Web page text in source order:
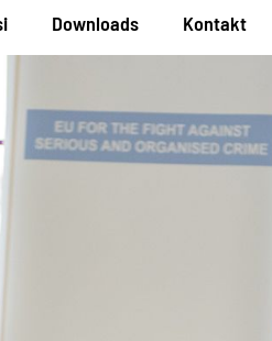
Downloads Kontakt